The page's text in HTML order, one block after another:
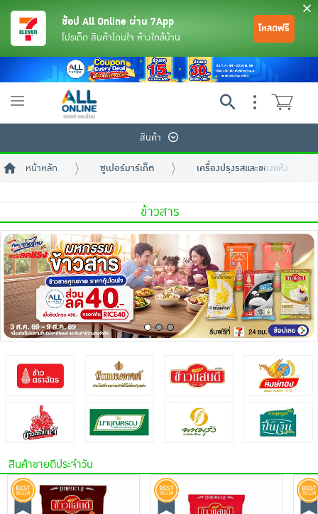
ย้อนกลับ
เครื่องดื่มและผงชงดื่ม
เครื่องปรุงรสและของแห้ง
ขนมขบเคี้ยว และช็อคโกแลต
ย้อนกลับ
ย้อนกลับ
ย้อนกลับ
ย้อนกลับ
ย้อนกลับ
ย้อนกลับ
ย้อนกลับ
มือถือ
ย้อนกลับ
ย้อนกลับ
พระเครื่อง test pop
ย้อนกลับ
ช้อป All Online ผ่าน 7App
โปรเด็ด สินค้าโดนใจ ห้างใกล้บ้าน
โหลดฟรี
Toggle
สินค้า
หน้าหลัก ซูเปอร์มาร์เก็ต เครื่องปรุงรสและของแห้ง
ข้าวสาร
สินค้าขายดีประจำวัน